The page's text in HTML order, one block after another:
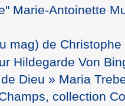
Marie-Antoinette
mag) de Christophe
Hildegarde Von
Dieu » Maria
collection